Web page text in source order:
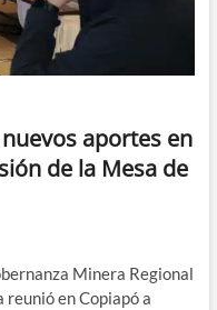
aportes en
de la Mesa de
Minera Regional
en Copiapó a